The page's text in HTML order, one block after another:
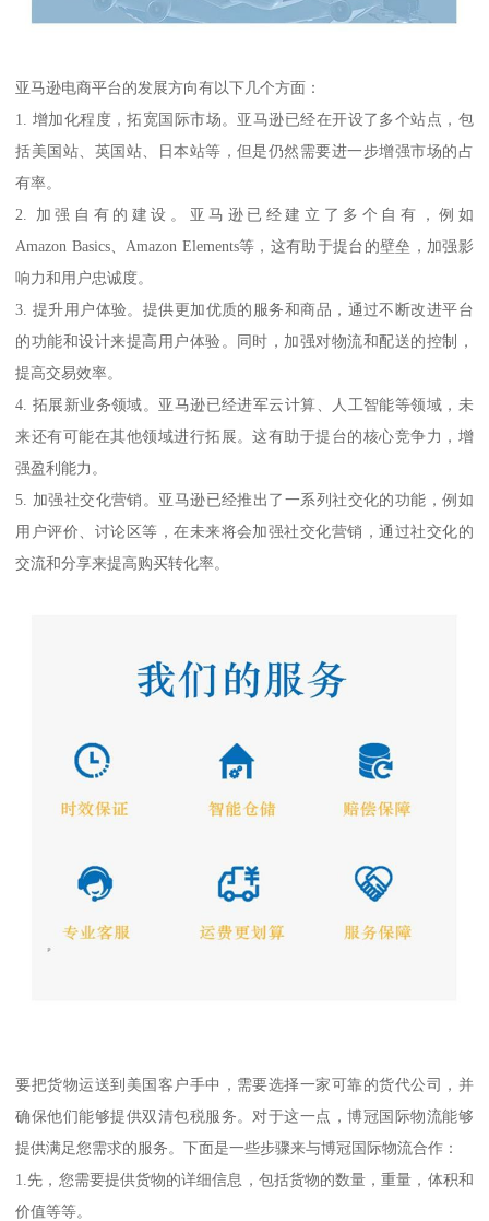
亚马逊电商平台的发展方向有以下几个方面：
1. 增加化程度，拓宽国际市场。亚马逊已经在开设了多个站点，包
括美国站、英国站、日本站等，但是仍然需要进一步增强市场的占
有率。
2. 加强自有的建设。亚马逊已经建立了多个自有，例如
Amazon Basics、Amazon Elements等，这有助于提台的壁垒，加强影
响力和用户忠诚度。
3. 提升用户体验。提供更加优质的服务和商品，通过不断改进平台
的功能和设计来提高用户体验。同时，加强对物流和配送的控制，
提高交易效率。
4. 拓展新业务领域。亚马逊已经进军云计算、人工智能等领域，未
来还有可能在其他领域进行拓展。这有助于提台的核心竞争力，增
强盈利能力。
5. 加强社交化营销。亚马逊已经推出了一系列社交化的功能，例如
用户评价、讨论区等，在未来将会加强社交化营销，通过社交化的
交流和分享来提高购买转化率。
要把货物运送到美国客户手中，需要选择一家可靠的货代公司，并
确保他们能够提供双清包税服务。对于这一点，博冠国际物流能够
提供满足您需求的服务。下面是一些步骤来与博冠国际物流合作：
1.先，您需要提供货物的详细信息，包括货物的数量，重量，体积和
价值等等。